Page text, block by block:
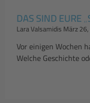
DAS SIND EURE
Lara ValsamidisMärz
Vor einigen Wochen
Welche Geschichte